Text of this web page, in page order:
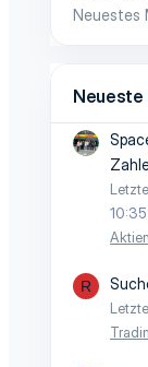
Neuestes
Neueste
10:35
Aktien
R